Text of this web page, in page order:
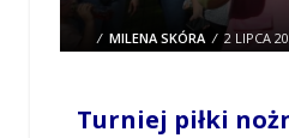
/ MILENA SKÓRA / 2 LIPCA
COMMENTS
Turniej piłki